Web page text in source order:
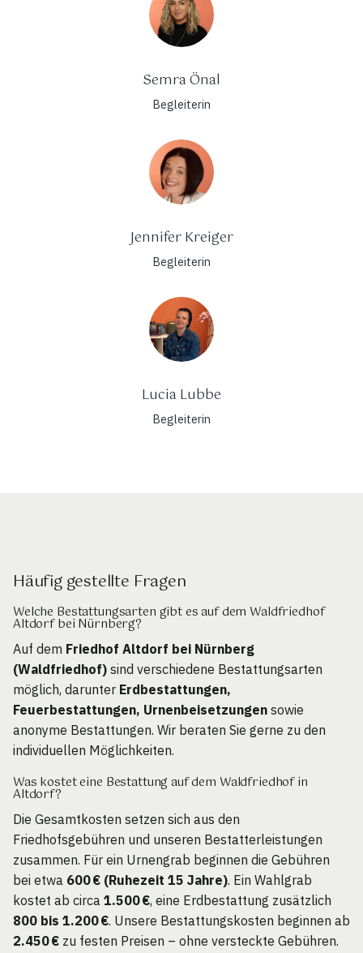
Semra Önal
Begleiterin
Jennifer Kreiger
Begleiterin
Lucia Lubbe
Begleiterin
Häufig gestellte Fragen
Welche Bestattungsarten gibt es auf dem Waldfriedhof
Altdorf bei Nürnberg?
Auf dem Friedhof Altdorf bei Nürnberg
(Waldfriedhof) sind verschiedene Bestattungsarten
möglich, darunter Erdbestattungen,
Feuerbestattungen, Urnenbeisetzungen sowie
anonyme Bestattungen. Wir beraten Sie gerne zu den
individuellen Möglichkeiten.
Was kostet eine Bestattung auf dem Waldfriedhof in
Altdorf?
Die Gesamtkosten setzen sich aus den
Friedhofsgebühren und unseren Bestatterleistungen
zusammen. Für ein Urnengrab beginnen die Gebühren
bei etwa 600 € (Ruhezeit 15 Jahre). Ein Wahlgrab
kostet ab circa 1.500 €, eine Erdbestattung zusätzlich
800 bis 1.200 €. Unsere Bestattungskosten beginnen ab
2.450 € zu festen Preisen – ohne versteckte Gebühren.